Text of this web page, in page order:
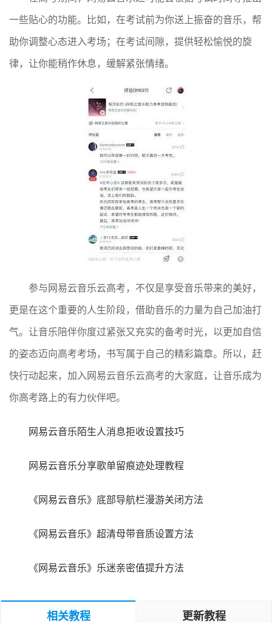
一些贴心的功能。比如，在考试前为你送上振奋的音乐，帮
助你调整心态进入考场；在考试间隙，提供轻松愉悦的旋
律，让你能稍作休息，缓解紧张情绪。
参与网易云音乐云高考，不仅是享受音乐带来的美好，
更是在这个重要的人生阶段，借助音乐的力量为自己加油打
气。让音乐陪伴你度过紧张又充实的备考时光，以更加自信
的姿态迈向高考考场，书写属于自己的精彩篇章。所以，赶
快行动起来，加入网易云音乐云高考的大家庭，让音乐成为
你高考路上的有力伙伴吧。
网易云音乐陌生人消息拒收设置技巧
网易云音乐分享歌单留痕迹处理教程
《网易云音乐》底部导航栏漫游关闭方法
《网易云音乐》超清母带音质设置方法
《网易云音乐》乐迷亲密值提升方法
相关教程 更新教程